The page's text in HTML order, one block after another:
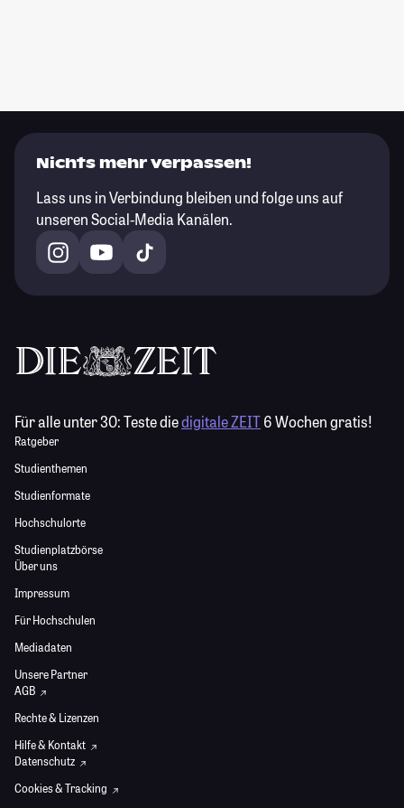
Nichts mehr verpassen!
Lass uns in Verbindung bleiben und folge uns auf
unseren Social-Media Kanälen.
Für alle unter 30:Teste diedigitale ZEIT6 Wochen gratis!
Ratgeber
Studienthemen
Studienformate
Hochschulorte
Studienplatzbörse
Über uns
Impressum
Für Hochschulen
Mediadaten
Unsere Partner
AGB
Rechte & Lizenzen
Hilfe & Kontakt
Datenschutz
Cookies & Tracking